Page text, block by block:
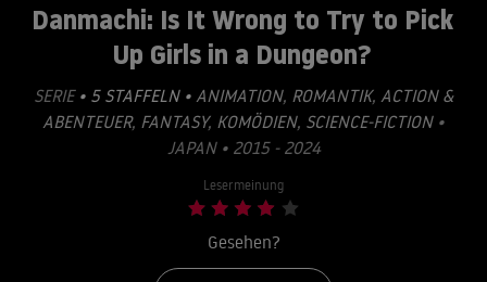
Danmachi: Is It Wrong to Try to Pick
Up Girls in a Dungeon?
SERIE • 5 STAFFELN • ANIMATION, ROMANTIK, ACTION &
ABENTEUER, FANTASY, KOMÖDIEN, SCIENCE-FICTION•
JAPAN • 2015 - 2024
Lesermeinung
Gesehen?